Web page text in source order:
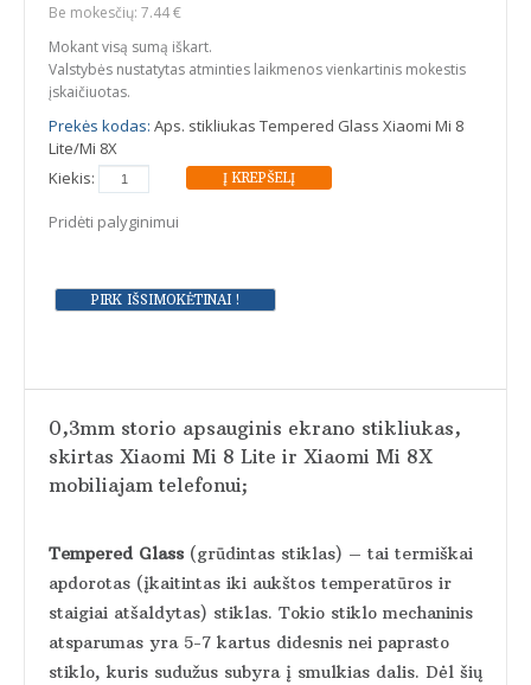
Be mokesčių: 7.44 €
Mokant visą sumą iškart.
Valstybės nustatytas atminties laikmenos vienkartinis mokestis
įskaičiuotas.
Prekės kodas: Aps. stikliukas Tempered Glass Xiaomi Mi 8
Lite/Mi 8X
Kiekis:
Pridėti palyginimui
0,3mm storio apsauginis ekrano stikliukas,
skirtas Xiaomi Mi 8 Lite ir Xiaomi Mi 8X
mobiliajam telefonui;
Tempered Glass (grūdintas stiklas) – tai termiškai
apdorotas (įkaitintas iki aukštos temperatūros ir
staigiai atšaldytas) stiklas. Tokio stiklo mechaninis
atsparumas yra 5-7 kartus didesnis nei paprasto
stiklo, kuris sudužus subyra į smulkias dalis. Dėl šių